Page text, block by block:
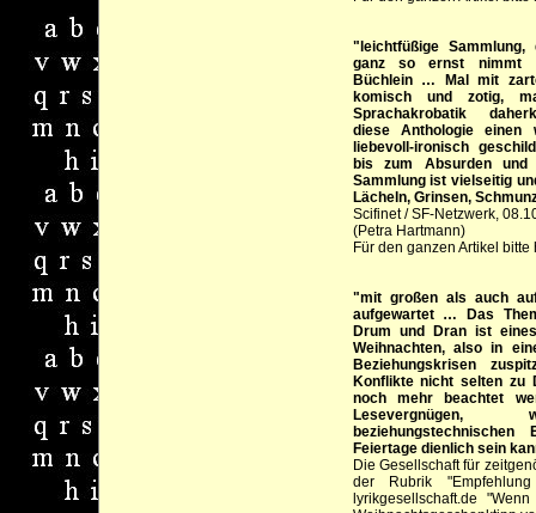
"leichtfüßige
ganz so ernst nimmt
Büchlein … Mal mit
komisch und zotig,
Sprachakrobatik
diese Anthologie einen
liebevoll-ironisch
bis zum Absurden und
Sammlung ist vielseitig
Lächeln, Grinsen,
Scifinet / SF-Netzwerk,
(Petra Hartmann)
Für den ganzen Artikel bitte
"mit großen als auch
aufgewartet … Das
Drum und Dran ist
Weihnachten, also in
Beziehungskrisen
Konflikte nicht selten zu
noch mehr beachtet
Feiertage dienlich sein
Die Gesellschaft für
der Rubrik
lyrikgesellschaft.de